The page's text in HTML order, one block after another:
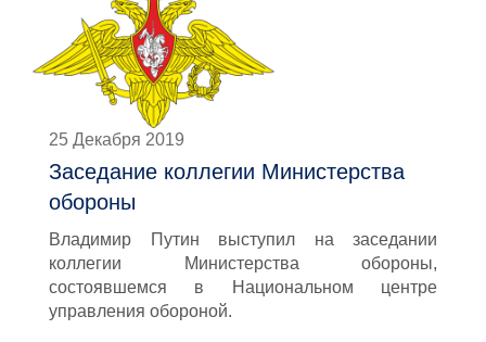
25 Декабря 2019
Заседание коллегии Министерства
обороны
Владимир Путин выступил на заседании
коллегии Министерства обороны,
состоявшемся в Национальном центре
управления обороной.